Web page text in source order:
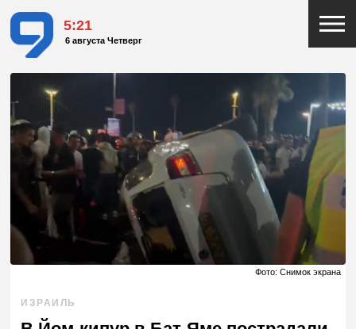
5:21
6 августа Четверг
Фото: Снимок экрана
ИЗРАИЛЬ